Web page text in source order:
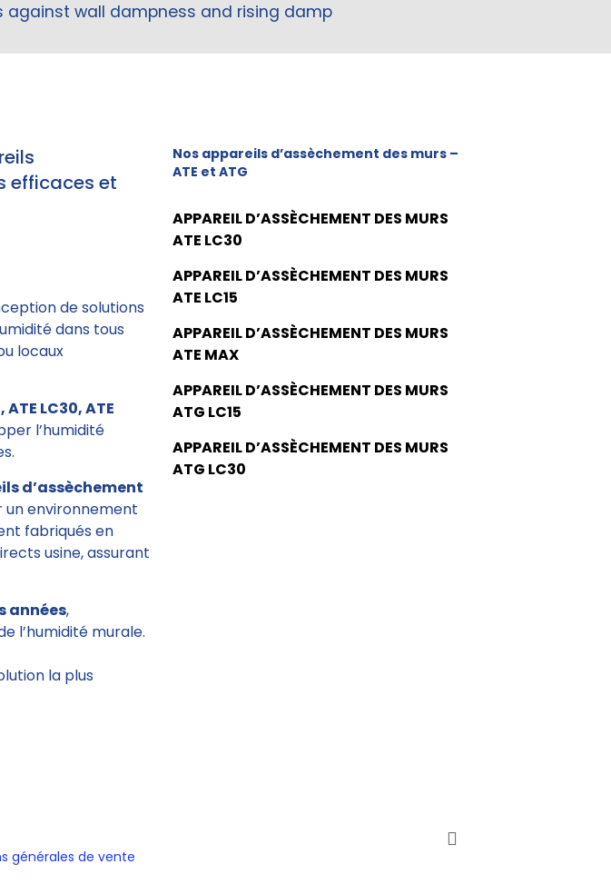
against wall dampness and rising damp
efficaces et
de solutions
dans tous
locaux
ATE LC30, ATE
l’humidité
d’assèchement
un environnement
fabriqués en
usine, assurant
années,
l’humidité murale.
la plus
Nos appareils d’assèchement des murs –
ATE et ATG
APPAREIL D’ASSÈCHEMENT DES MURS
ATE LC30
APPAREIL D’ASSÈCHEMENT DES MURS
ATE LC15
APPAREIL D’ASSÈCHEMENT DES MURS
ATE MAX
APPAREIL D’ASSÈCHEMENT DES MURS
ATG LC15
APPAREIL D’ASSÈCHEMENT DES MURS
ATG LC30
générales de vente